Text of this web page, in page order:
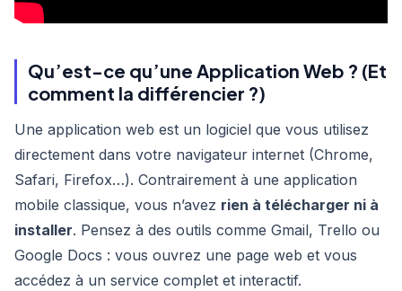
Qu’est-ce qu’une Application Web ? (Et
comment la différencier ?)
Une application web est un logiciel que vous utilisez
directement dans votre navigateur internet (Chrome,
Safari, Firefox…). Contrairement à une application
mobile classique, vous n’avez rien à télécharger ni à
installer. Pensez à des outils comme Gmail, Trello ou
Google Docs : vous ouvrez une page web et vous
accédez à un service complet et interactif.